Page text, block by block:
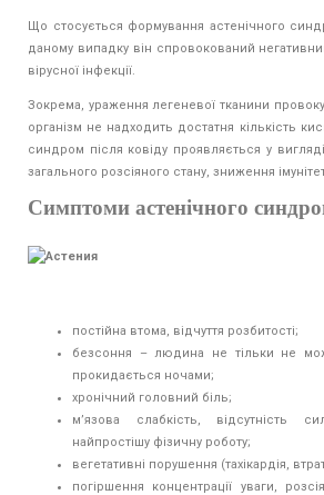
Що стосується формування астенічного
даному випадку він спровокований
вірусної інфекції.
Зокрема, ураження легеневої тканини
організм не надходить достатня кількість
синдром після ковіду проявляється у
загального розсіяного стану, зниження
Симптоми астенічного
постійна втома, відчуття розбитості;
безсоння – людина не тільки не
прокидається ночами;
хронічний головний біль;
м’язова слабкість, відсутність
найпростішу фізичну роботу;
вегетативні порушення (тахікардія,
погіршення концентрації уваги,